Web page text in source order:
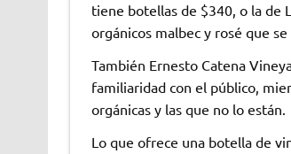
tiene botellas de $340, o la de
orgánicos malbec y rosé que
También Ernesto Catena
familiaridad con el público,
orgánicas y las que no lo están.
Lo que ofrece una botella de